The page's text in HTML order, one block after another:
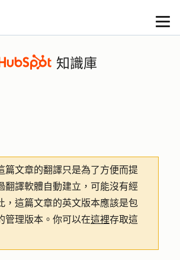
知識庫
篇文章的翻譯只是為了方便而提
翻譯軟體自動建立，可能沒有經
，這篇文章的英文版本應該是包
管理版本。你可以在這裡存取這